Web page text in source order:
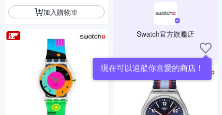
加入購物車
Swatch官方旗艦店
現在可以追蹤你喜愛的商店！